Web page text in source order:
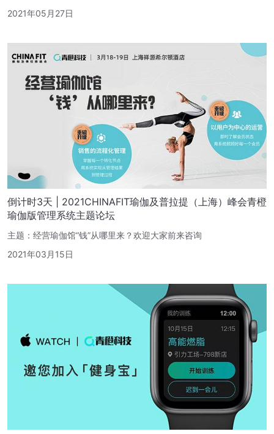
2021年05月27日
倒计时3天 | 2021CHINAFIT瑜伽及普拉提（上海）峰会青橙
瑜伽版管理系统主题论坛
主题：经营瑜伽馆“钱”从哪里来？欢迎大家前来咨询
2021年03月15日